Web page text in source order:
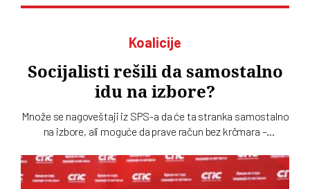
Koalicije
Socijalisti rešili da samostalno
idu na izbore?
Množe se nagoveštaji iz SPS-a da će ta stranka samostalno
na izbore, ali moguće da prave račun bez krčmara –
rat o odnosu prema naprednjacima